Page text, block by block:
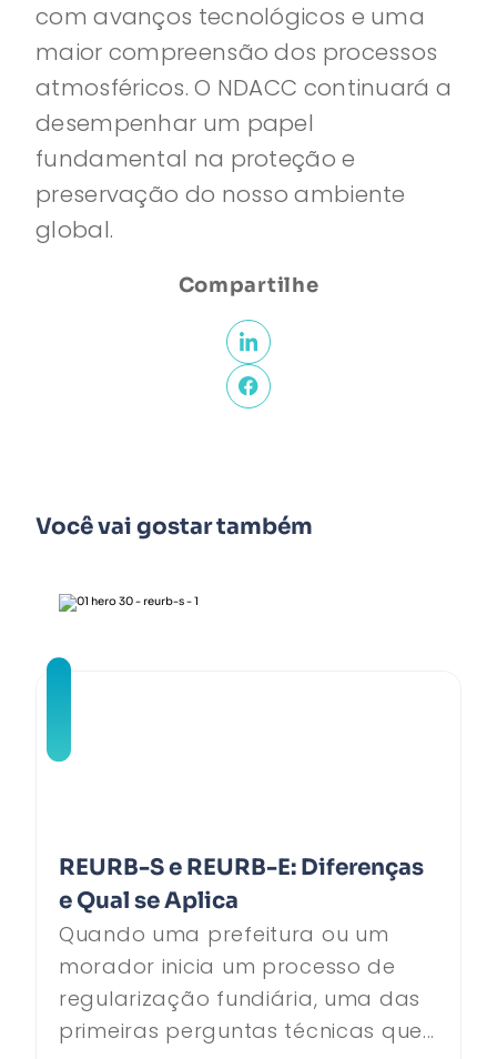
com avanços tecnológicos e uma
maior compreensão dos processos
atmosféricos. O NDACC continuará a
desempenhar um papel
fundamental na proteção e
preservação do nosso ambiente
global.
Compartilhe
Você vai gostar também
REURB-S e REURB-E: Diferenças
e Qual se Aplica
Quando uma prefeitura ou um
morador inicia um processo de
regularização fundiária, uma das
primeiras perguntas técnicas que...